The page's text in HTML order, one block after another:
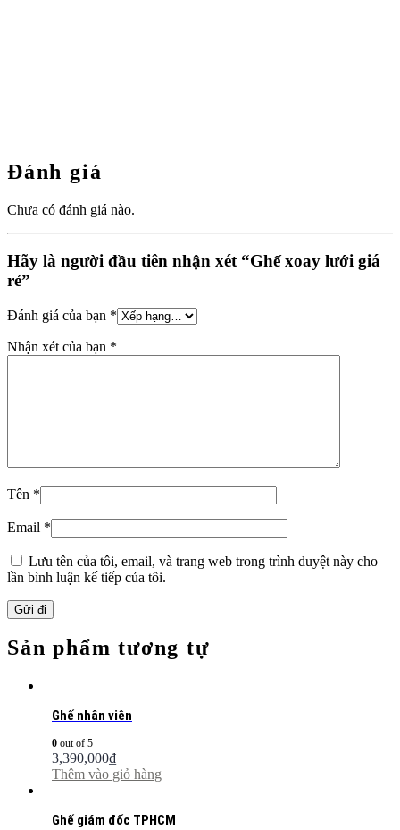
Đánh giá
Chưa có đánh giá nào.
Hãy là người đầu tiên nhận xét “Ghế xoay lưới giá
rẻ”
Đánh giá của bạn *
Nhận xét của bạn *
Tên *
Email *
Lưu tên của tôi, email, và trang web trong trình duyệt này cho
lần bình luận kế tiếp của tôi.
Sản phẩm tương tự
Ghế nhân viên
0 out of 5
3,390,000₫
Thêm vào giỏ hàng
Ghế giám đốc TPHCM